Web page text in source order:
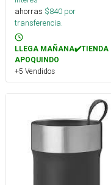
ahorras $840 por
transferencia.
LLEGA MAÑANA✔️TIENDA
APOQUINDO
+5 Vendidos